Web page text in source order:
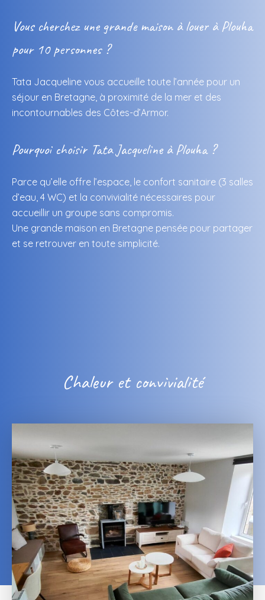
Vous cherchez une grande maison à louer à Plouha
pour 10 personnes ?
Tata Jacqueline vous accueille toute l’année pour un
séjour en Bretagne, à proximité de la mer et des
incontournables des Côtes-d’Armor.
Pourquoi choisir Tata Jacqueline à Plouha ?
Parce qu’elle offre l’espace, le confort sanitaire (3 salles
d’eau, 4 WC) et la convivialité nécessaires pour
accueillir un groupe sans compromis.
Une grande maison en Bretagne pensée pour partager
et se retrouver en toute simplicité.
Chaleur et convivialité